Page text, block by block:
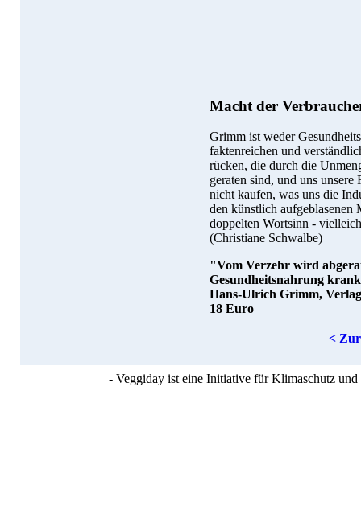
Macht der
Grimm ist weder
faktenreichen und
rücken, die durch die
geraten sind, und uns
nicht kaufen, was uns die
den künstlich aufgeblasenen
doppelten Wortsinn -
(Christiane Schwalbe)
"Vom Verzehr wird
Gesundheitsnahrung
Hans-Ulrich Grimm,
18 Euro
<
- Veggiday ist eine Initiative für Klimaschutz